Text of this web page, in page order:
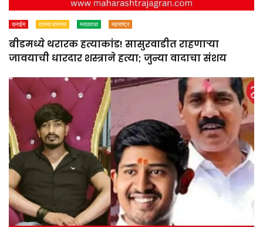
क्राईम ताज्या बातम्या मराठवाडा महाराष्ट्र
बीडमध्ये थरारक हत्याकांड! सासुरवाडीत राहणाऱ्या
जावयाची धारदार शस्त्राने हत्या; जुन्या वादाचा संशय